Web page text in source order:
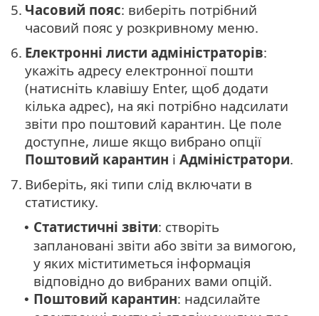
5. Часовий пояс: виберіть потрібний
часовий пояс у розкривному меню.
6. Електронні листи адміністраторів:
укажіть адресу електронної пошти
(натисніть клавішу Enter, щоб додати
кілька адрес), на які потрібно надсилати
звіти про поштовий карантин. Це поле
доступне, лише якщо вибрано опції
Поштовий карантин і Адміністратори.
7. Виберіть, які типи слід включати в
статистику.
• Статистичні звіти: створіть
заплановані звіти або звіти за вимогою,
у яких міститиметься інформація
відповідно до вибраних вами опцій.
• Поштовий карантин: надсилайте